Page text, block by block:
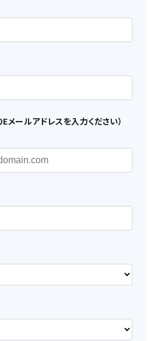
メールアドレスを入力ください）